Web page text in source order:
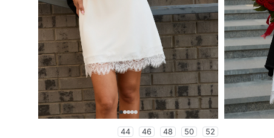
44 46 48 50 52